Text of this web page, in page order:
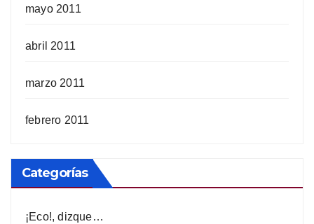
mayo 2011
abril 2011
marzo 2011
febrero 2011
Categorías
¡Eco!, dizque…